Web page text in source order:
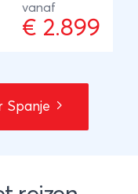
ervaart u
we de
van de
vanaf
€ 2.899
Spanje